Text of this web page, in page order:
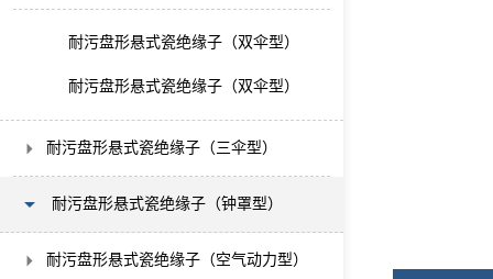
耐污盘形悬式瓷绝缘子（双伞型）
耐污盘形悬式瓷绝缘子（双伞型）
耐污盘形悬式瓷绝缘子（三伞型）
耐污盘形悬式瓷绝缘子（钟罩型）
耐污盘形悬式瓷绝缘子（空气动力型）